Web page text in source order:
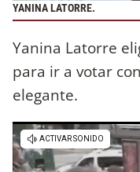
YANINA LATORRE.
Yanina Latorre
para ir a votar
elegante.